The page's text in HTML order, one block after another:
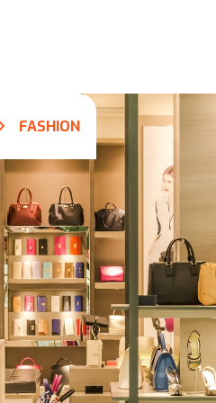
FASHION